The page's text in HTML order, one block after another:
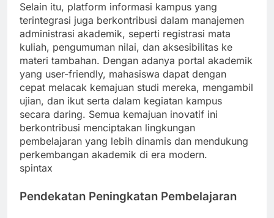
Selain itu, platform informasi kampus yang
terintegrasi juga berkontribusi dalam manajemen
administrasi akademik, seperti registrasi mata
kuliah, pengumuman nilai, dan aksesibilitas ke
materi tambahan. Dengan adanya portal akademik
yang user-friendly, mahasiswa dapat dengan
cepat melacak kemajuan studi mereka, mengambil
ujian, dan ikut serta dalam kegiatan kampus
secara daring. Semua kemajuan inovatif ini
berkontribusi menciptakan lingkungan
pembelajaran yang lebih dinamis dan mendukung
perkembangan akademik di era modern.
spintax
Pendekatan Peningkatan Pembelajaran